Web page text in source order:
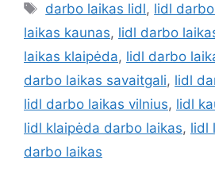
darbo laikas lidl, lidl
laikas kaunas, lidl darbo
laikas klaipėda, lidl darbo
darbo laikas savaitgali, lidl
lidl darbo laikas vilnius, lidl
lidl klaipėda darbo laikas, lidl
darbo laikas